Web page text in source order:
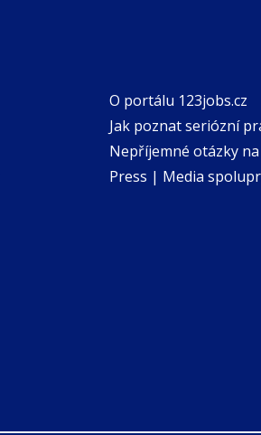
O portálu 123jobs.cz
Jak poznat seriózní
Nepříjemné otázky
Press | Media